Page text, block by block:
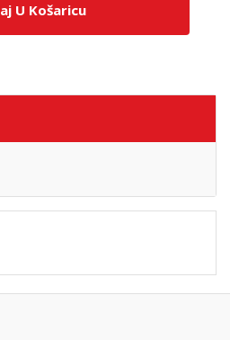
U Košaricu